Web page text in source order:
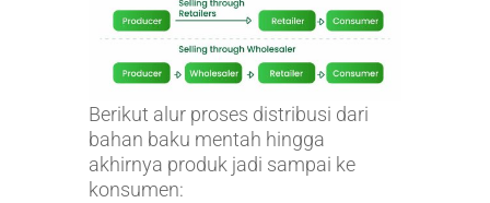
Berikut alur proses distribusi dari
bahan baku mentah hingga
akhirnya produk jadi sampai ke
konsumen: